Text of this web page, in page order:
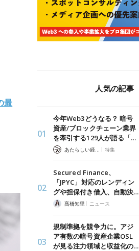
最
人気の記事
今年Web3どうなる？ 暗号
資産/ブロックチェーン業界
を牽引する129人が語る「…
| 特集
Secured Finance、
「JPYC」対応のレンディン
グや担保付き借入、自動決…
髙橋知里 | ニュース
規制準拠を競争力に。アジ
ア有数の暗号資産企業OSL
が見る注力領域と収益化の…